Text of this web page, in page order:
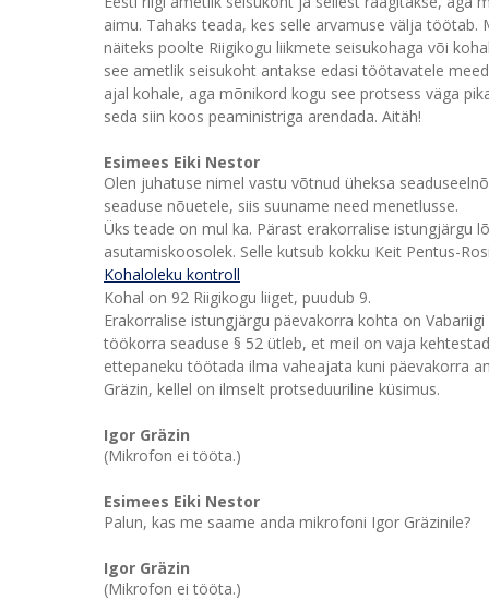
aimu. Tahaks teada, kes selle arvamuse välja töötab.
näiteks poolte Riigikogu liikmete seisukohaga või
see ametlik seisukoht antakse edasi töötavatele
ajal kohale, aga mõnikord kogu see protsess väga
seda siin koos peaministriga arendada. Aitäh!
Esimees Eiki Nestor
Olen juhatuse nimel vastu võtnud üheksa
seaduse nõuetele, siis suuname need menetlusse.
Üks teade on mul ka. Pärast erakorralise istungjärgu
asutamiskoosolek. Selle kutsub kokku Keit Pentus-
Kohaloleku kontroll
Kohal on 92 Riigikogu liiget, puudub 9.
Erakorralise istungjärgu päevakorra kohta on
töökorra seaduse § 52 ütleb, et meil on vaja
ettepaneku töötada ilma vaheajata kuni päevakorra
Gräzin, kellel on ilmselt protseduuriline küsimus.
Igor Gräzin
(Mikrofon ei tööta.)
Esimees Eiki Nestor
Palun, kas me saame anda mikrofoni Igor Gräzinile?
Igor Gräzin
(Mikrofon ei tööta.)